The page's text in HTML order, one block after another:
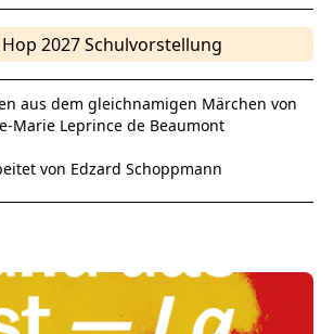
2027 Schulvorstellung
aus dem gleichnamigen Märchen von
Marie Leprince de Beaumont
von Edzard Schoppmann